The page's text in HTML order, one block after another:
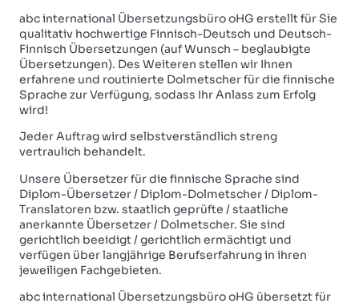
abc international Übersetzungsbüro oHG erstellt für Sie
qualitativ hochwertige Finnisch-Deutsch und Deutsch-
Finnisch Übersetzungen (auf Wunsch – beglaubigte
Übersetzungen). Des Weiteren stellen wir Ihnen
erfahrene und routinierte Dolmetscher für die finnische
Sprache zur Verfügung, sodass Ihr Anlass zum Erfolg
wird!
Jeder Auftrag wird selbstverständlich streng
vertraulich behandelt.
Unsere Übersetzer für die finnische Sprache sind
Diplom-Übersetzer / Diplom-Dolmetscher / Diplom-
Translatoren bzw. staatlich geprüfte / staatliche
anerkannte Übersetzer / Dolmetscher. Sie sind
gerichtlich beeidigt / gerichtlich ermächtigt und
verfügen über langjährige Berufserfahrung in ihren
jeweiligen Fachgebieten.
abc international Übersetzungsbüro oHG übersetzt für